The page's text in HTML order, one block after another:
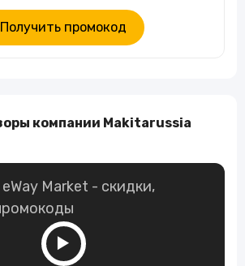
Получить промокод
компании Makitarussia
Market - скидки,